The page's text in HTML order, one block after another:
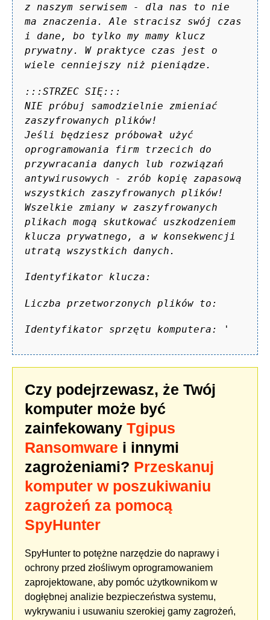
z naszym serwisem - dla nas to nie
ma znaczenia. Ale stracisz swój czas
i dane, bo tylko my mamy klucz
prywatny. W praktyce czas jest o
wiele cenniejszy niż pieniądze.
:::STRZEC SIĘ:::
NIE próbuj samodzielnie zmieniać
zaszyfrowanych plików!
Jeśli będziesz próbował użyć
oprogramowania firm trzecich do
przywracania danych lub rozwiązań
antywirusowych - zrób kopię zapasową
wszystkich zaszyfrowanych plików!
Wszelkie zmiany w zaszyfrowanych
plikach mogą skutkować uszkodzeniem
klucza prywatnego, a w konsekwencji
utratą wszystkich danych.
Identyfikator klucza:
Liczba przetworzonych plików to:
Identyfikator sprzętu komputera: '
Czy podejrzewasz, że Twój
komputer może być
zainfekowany Tgipus
Ransomware i innymi
zagrożeniami? Przeskanuj
komputer w poszukiwaniu
zagrożeń za pomocą
SpyHunter
SpyHunter to potężne narzędzie do naprawy i
ochrony przed złośliwym oprogramowaniem
zaprojektowane, aby pomóc użytkownikom w
dogłębnej analizie bezpieczeństwa systemu,
wykrywaniu i usuwaniu szerokiej gamy zagrożeń,